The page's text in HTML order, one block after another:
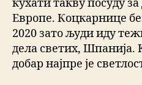
кухати такву посуду
Европе. Коцкарнице
2020 зато људи иду
дела светих, Шпанија.
добар најпре је